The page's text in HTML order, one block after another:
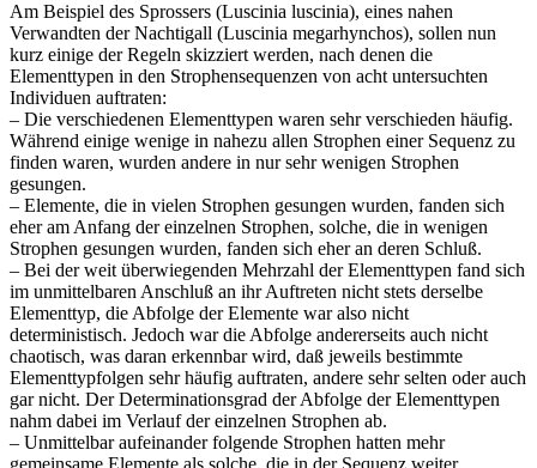
Am Beispiel des Sprossers (Luscinia luscinia), eines nahen
Verwandten der Nachtigall (Luscinia megarhynchos), sollen nun
kurz einige der Regeln skizziert werden, nach denen die
Elementtypen in den Strophensequenzen von acht untersuchten
Individuen auftraten:
– Die verschiedenen Elementtypen waren sehr verschieden häufig.
Während einige wenige in nahezu allen Strophen einer Sequenz zu
finden waren, wurden andere in nur sehr wenigen Strophen
gesungen.
– Elemente, die in vielen Strophen gesungen wurden, fanden sich
eher am Anfang der einzelnen Strophen, solche, die in wenigen
Strophen gesungen wurden, fanden sich eher an deren Schluß.
– Bei der weit überwiegenden Mehrzahl der Elementtypen fand sich
im unmittelbaren Anschluß an ihr Auftreten nicht stets derselbe
Elementtyp, die Abfolge der Elemente war also nicht
deterministisch. Jedoch war die Abfolge andererseits auch nicht
chaotisch, was daran erkennbar wird, daß jeweils bestimmte
Elementtypfolgen sehr häufig auftraten, andere sehr selten oder auch
gar nicht. Der Determinationsgrad der Abfolge der Elementtypen
nahm dabei im Verlauf der einzelnen Strophen ab.
– Unmittelbar aufeinander folgende Strophen hatten mehr